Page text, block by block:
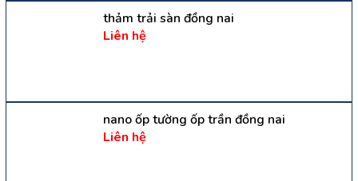
thảm trải sàn đồng nai
Liên hệ
nano ốp tường ốp trần đồng nai
Liên hệ